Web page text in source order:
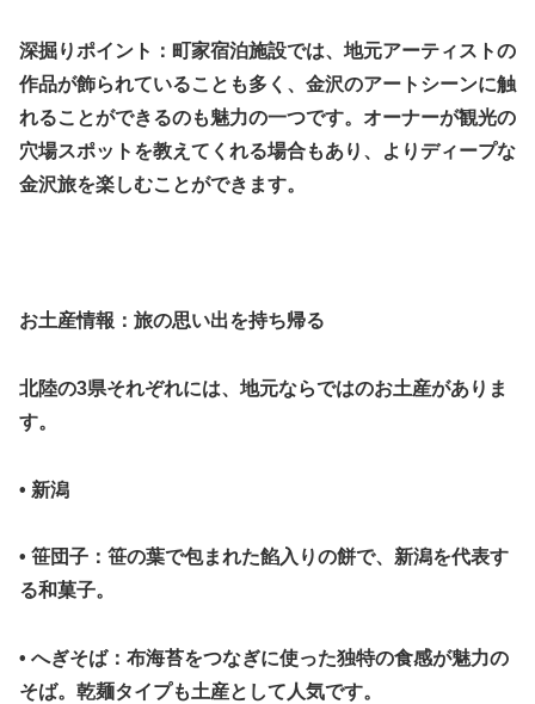
深掘りポイント：町家宿泊施設では、地元アーティストの
作品が飾られていることも多く、金沢のアートシーンに触
れることができるのも魅力の一つです。オーナーが観光の
穴場スポットを教えてくれる場合もあり、よりディープな
金沢旅を楽しむことができます。
お土産情報：旅の思い出を持ち帰る
北陸の3県それぞれには、地元ならではのお土産がありま
す。
• 新潟
• 笹団子：笹の葉で包まれた餡入りの餅で、新潟を代表す
る和菓子。
• へぎそば：布海苔をつなぎに使った独特の食感が魅力の
そば。乾麺タイプも土産として人気です。